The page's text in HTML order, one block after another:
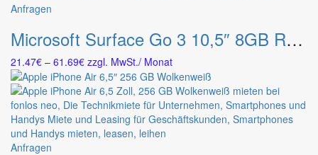
Anfragen
weist
mehrere
Varianten
auf.
Die
Optionen
können
auf
Microsoft Surface Go 3 10,5″ 8GB RAM 128GB LTE Platin
21.47€ – 61.69€Preisspanne:
21.47€
bis
61.69€
zzgl. MwSt./ Monat
Anfragen